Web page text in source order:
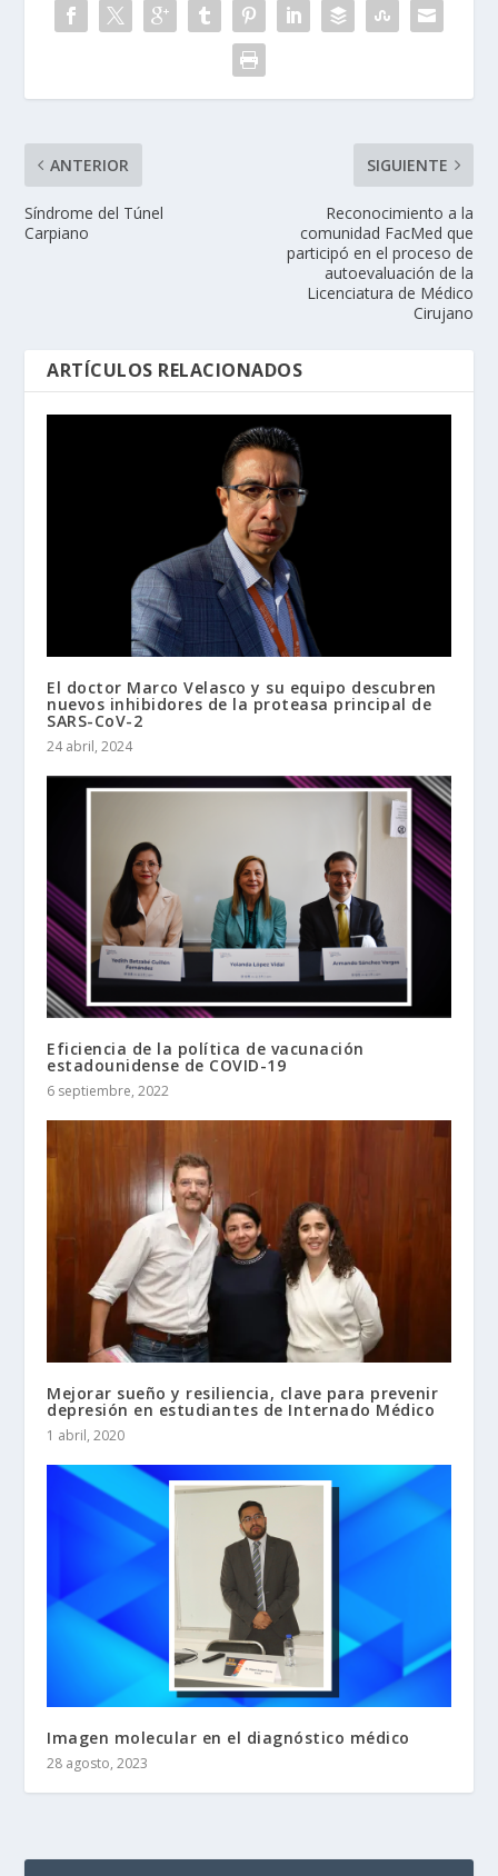
ANTERIOR
Síndrome del Túnel
Carpiano
SIGUIENTE
Reconocimiento a la
comunidad FacMed que
participó en el proceso de
autoevaluación de la
Licenciatura de Médico
Cirujano
ARTÍCULOS RELACIONADOS
El doctor Marco Velasco y su equipo descubren
nuevos inhibidores de la proteasa principal de
SARS-CoV-2
24 abril, 2024
Eficiencia de la política de vacunación
estadounidense de COVID-19
6 septiembre, 2022
Mejorar sueño y resiliencia, clave para prevenir
depresión en estudiantes de Internado Médico
1 abril, 2020
Imagen molecular en el diagnóstico médico
28 agosto, 2023